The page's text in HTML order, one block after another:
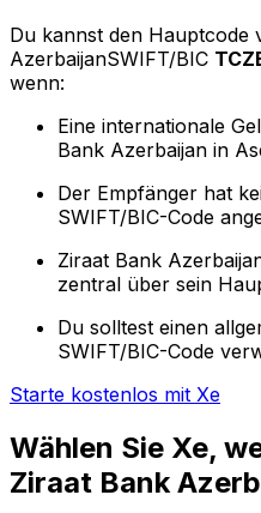
Du kannst den Hauptcode
AzerbaijanSWIFT/BIC
wenn:
Eine internationale
Bank Azerbaijan in
Der Empfänger hat
SWIFT/BIC-Code
Ziraat Bank
zentral über sein
Du solltest einen
SWIFT/BIC-Code
Starte kostenlos mit Xe
Wählen Sie Xe,
Ziraat Bank